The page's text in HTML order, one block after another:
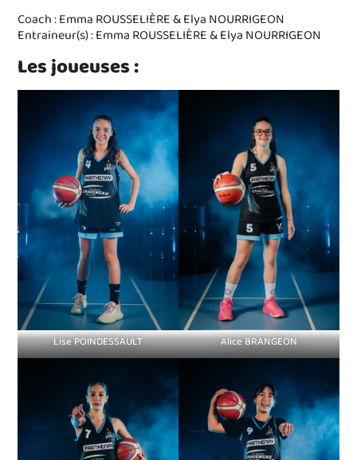
Coach : Emma ROUSSELIÈRE & Elya NOURRIGEON
Entraineur(s) : Emma ROUSSELIÈRE & Elya NOURRIGEON
Les joueuses :
Lise POINDESSAULT Alice BRANGEON